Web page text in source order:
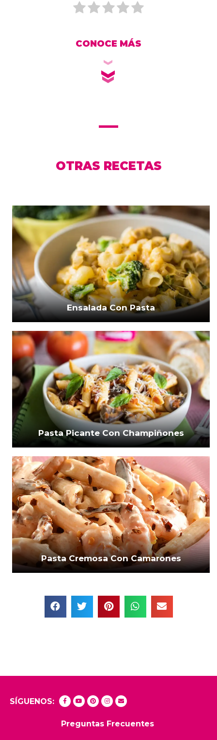
CONOCE MÁS
OTRAS RECETAS
Ensalada Con Pasta
Pasta Picante Con Champiñones
Pasta Cremosa Con Camarones
SÍGUENOS:
Preguntas Frecuentes